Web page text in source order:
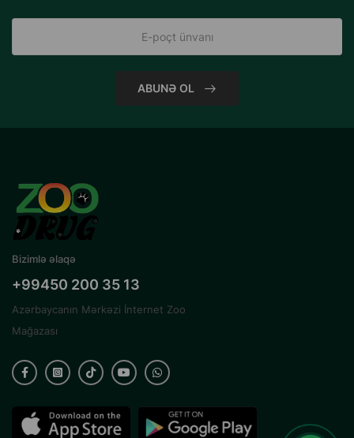
ABUNƏ OL
Bizimlə əlaqə
+99450 200 35 13
Azərbaycanın Mərkəzi İnternet Zoo
Mağazası